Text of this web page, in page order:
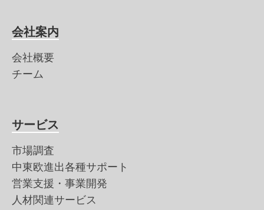
会社案内
会社概要
チーム
サービス
市場調査
中東欧進出各種サポート
営業支援・事業開発
人材関連サービス